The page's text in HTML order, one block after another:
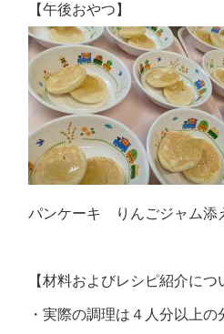
【午後おやつ】
パンケーキ りんごジャム添
【材料およびレシピ紹介につ
・実際の調理は４人分以上